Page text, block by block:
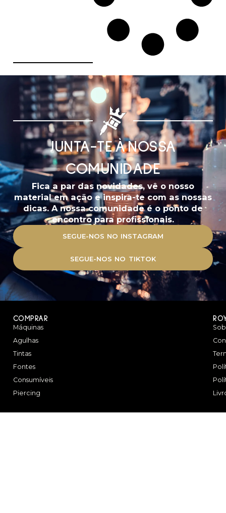
JUNTA-TE À NOSSA
COMUNIDADE
Fica a par das novidades, vê o nosso
material em ação e inspira-te com as nossas
dicas. A nossa comunidade é o ponto de
encontro para profissionais.
SEGUE-NOS NO INSTAGRAM
SEGUE-NOS NO TIKTOK
COMPRAR
Máquinas
Agulhas
Tintas
Fontes
Consumíveis
Piercing